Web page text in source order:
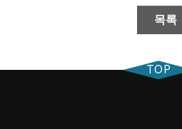
목록
TOP